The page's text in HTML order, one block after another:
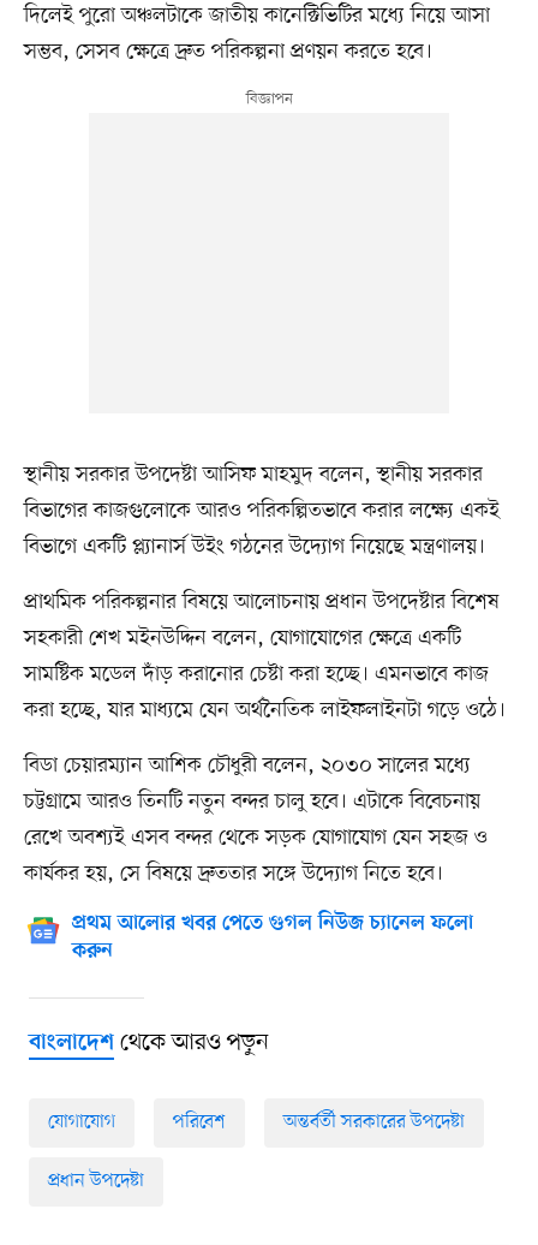
দিলেই পুরো অঞ্চলটাকে জাতীয় কানেক্টিভিটির মধ্যে নিয়ে আসা
সম্ভব, সেসব ক্ষেত্রে দ্রুত পরিকল্পনা প্রণয়ন করতে হবে।
স্থানীয় সরকার উপদেষ্টা আসিফ মাহমুদ বলেন, স্থানীয় সরকার
বিভাগের কাজগুলোকে আরও পরিকল্পিতভাবে করার লক্ষ্যে একই
বিভাগে একটি প্ল্যানার্স উইং গঠনের উদ্যোগ নিয়েছে মন্ত্রণালয়।
প্রাথমিক পরিকল্পনার বিষয়ে আলোচনায় প্রধান উপদেষ্টার বিশেষ
সহকারী শেখ মইনউদ্দিন বলেন, যোগাযোগের ক্ষেত্রে একটি
সামষ্টিক মডেল দাঁড় করানোর চেষ্টা করা হচ্ছে। এমনভাবে কাজ
করা হচ্ছে, যার মাধ্যমে যেন অর্থনৈতিক লাইফলাইনটা গড়ে ওঠে।
বিডা চেয়ারম্যান আশিক চৌধুরী বলেন, ২০৩০ সালের মধ্যে
চট্টগ্রামে আরও তিনটি নতুন বন্দর চালু হবে। এটাকে বিবেচনায়
রেখে অবশ্যই এসব বন্দর থেকে সড়ক যোগাযোগ যেন সহজ ও
কার্যকর হয়, সে বিষয়ে দ্রুততার সঙ্গে উদ্যোগ নিতে হবে।
প্রথম আলোর খবর পেতে গুগল নিউজ চ্যানেল ফলো
করুন
বাংলাদেশথেকে আরও পড়ুন
যোগাযোগ পরিবেশ অন্তর্বর্তী সরকারের উপদেষ্টা
প্রধান উপদেষ্টা